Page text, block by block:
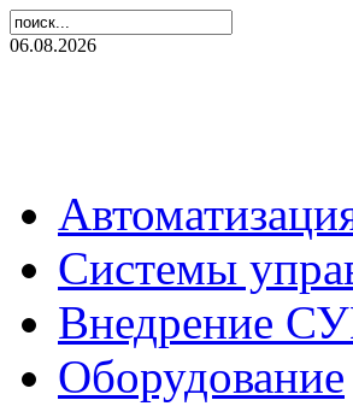
06.08.2026
Системы
Внедрение
Оборудование